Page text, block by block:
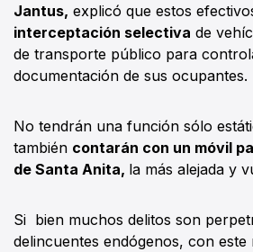
Jantus, explicó que estos
interceptación selectiva de
de transporte público para
documentación de sus ocupantes.
No tendrán una función sólo
también contarán con un móvil
de Santa Anita, la más alejada y
Si bien muchos delitos son
delincuentes endógenos, con